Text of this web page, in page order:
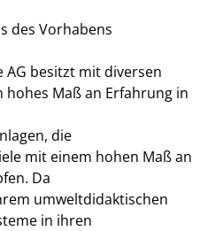
des Vorhabens
AG besitzt mit diversen
hohes Maß an Erfahrung in
die
mit einem hohen Maß an
Da
umweltdidaktischen
in ihren